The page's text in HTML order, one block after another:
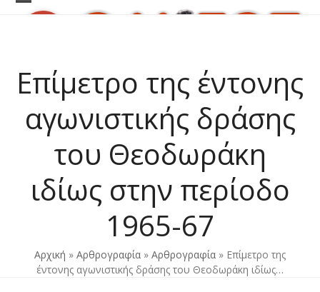
Skip
Open
menu
Close
menu
Επίμετρο της έντονης
αγωνιστικής δράσης
του Θεοδωράκη
ιδίως στην περίοδο
1965-67
Αρχική » Αρθρογραφία » Αρθρογραφία » Επίμετρο της
έντονης αγωνιστικής δράσης του Θεοδωράκη ιδίως…